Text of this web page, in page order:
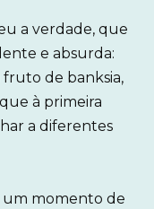
a verdade, que
e absurda:
fruto de banksia,
à primeira
a diferentes
um momento de